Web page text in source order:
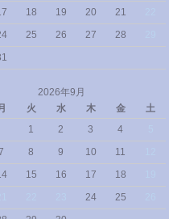
18 19 20 21
25 26 27 28
2026年9月
火 水 木 金
土
1
2 3 4
8 9 10 11
15 16 17 18
24 25